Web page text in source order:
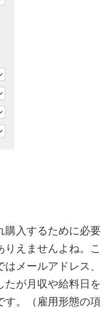
購入するために必要
えませんよね。こ
メールアドレス、
たが月収や給料日を
す。（雇用形態の項